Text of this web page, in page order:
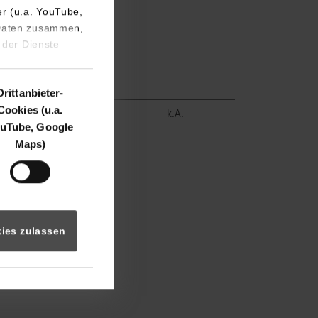
(u.a. YouTube,
zusammen,
Dienste
(u.a.
Google
Maps)
zulassen
k.A.